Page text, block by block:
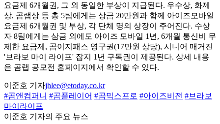
요금제 6개월권, 그 외 동일한 부상이 지급된다. 우수상, 화제
상, 곰랩상 등 총 5팀에게는 상금 20만원과 함께 아이즈모바일
요금제 6개월권 및 부상, 각 단체 명의 상장이 주어진다. 수상
자 8팀에게는 삼금 외에도 아이즈 모바일 1년, 6개월 통신비 무
제한 요금제, 곰이지패스 영구권(17만원 상당), 시니어 매거진
'브라보 마이 라이프' 잡지 1년 구독권이 제공된다. 상세 내용
은 곰랩 공모전 홈페이지에서 확인할 수 있다.
이준호 기자jhlee@etoday.co.kr
#곰앤컴퍼니 #곰플레이어 #곰믹스프로 #아이즈비전 #브라보
마이라이프
이준호 기자의 주요 뉴스